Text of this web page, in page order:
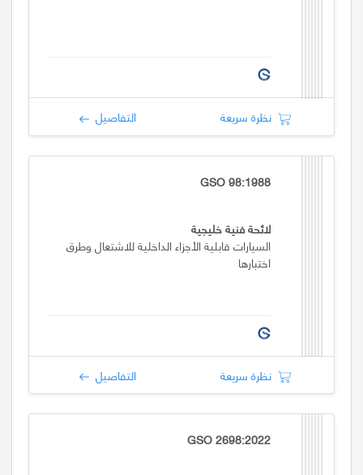
نظرة سريعة التفاصيل
GSO 98:1988
لائحة فنية خليجية
السيارات قابلية الأجزاء الداخلية للاشتعال وطرق
اختبارها
نظرة سريعة التفاصيل
GSO 2698:2022